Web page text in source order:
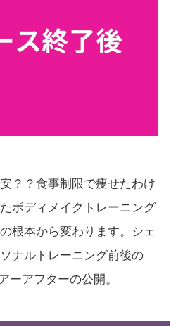
？？食事制限で痩せたわけ
ボディメイクトレーニング
根本から変わります。シェ
ナルトレーニング前後の
アフターの公開。